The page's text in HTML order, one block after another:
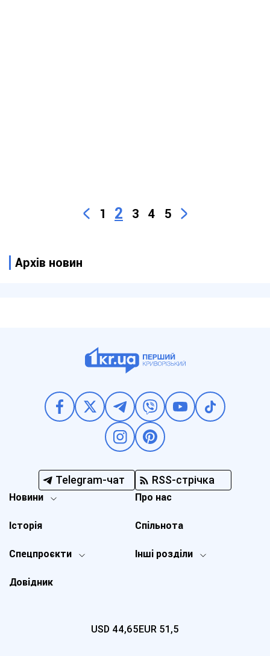
1 2 3 4 5
Архів новин
Telegram-чат RSS-стрічка
Новини
Спецпроєкти Інші розділи
Історія
Про нас
Довідник
Спільнота
USD 44,65EUR 51,5